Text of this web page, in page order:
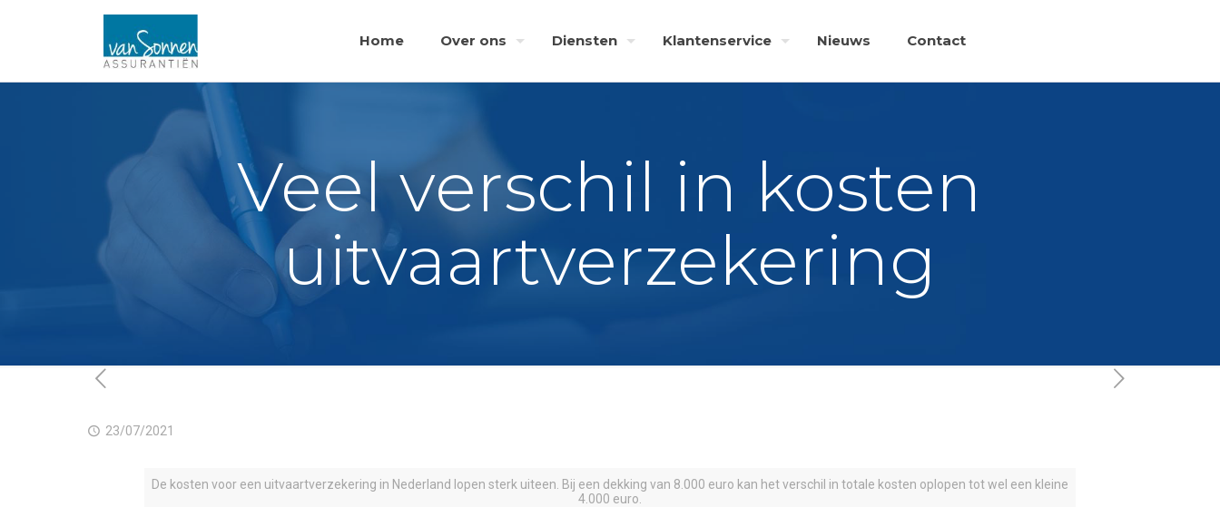
Home Over ons Diensten Klantenservice Nieuws Contact
Veel verschil in kosten
uitvaartverzekering
23/07/2021
De kosten voor een uitvaartverzekering in Nederland lopen sterk uiteen. Bij een dekking van 8.000 euro kan het verschil in totale kosten oplopen tot wel een kleine
4.000 euro.